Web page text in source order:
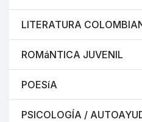
LITERATURA
ROMáNTICA JUVENIL
POESíA
PSICOLOGÍA /